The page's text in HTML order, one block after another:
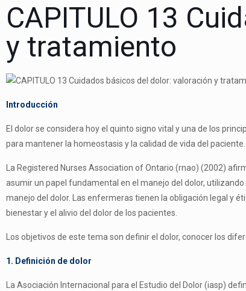
CAPITULO 13
y tratamiento
Introducción
El dolor se considera hoy el quinto signo vital y una de los
para mantener la homeostasis y la calidad de vida del paciente.
La Registered Nurses Association of Ontario (rnao) (2002)
asumir un papel fundamental en el manejo del dolor,
manejo del dolor. Las enfermeras tienen la obliga­ción legal y
bienestar y el alivio del dolor de los pacientes.
Los objetivos de este tema son definir el dolor, conocer los
1. Definición de dolor
La Asociación Internacional para el Estudio del Dolor (iasp)